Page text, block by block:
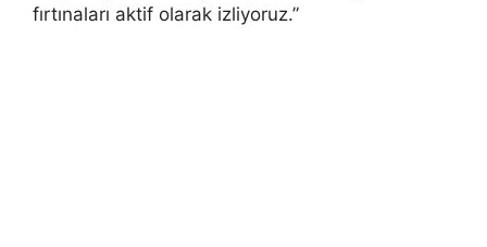
fırtınaları aktif olarak izliyoruz.”